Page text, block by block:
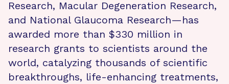
Research, Macular Degeneration Research,
and National Glaucoma Research—has
awarded more than $330 million in
research grants to scientists around the
world, catalyzing thousands of scientific
breakthroughs, life-enhancing treatments,